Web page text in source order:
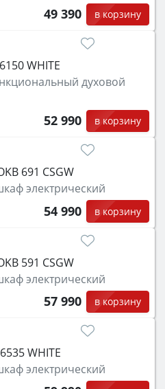
49 390 в корзину
WHITE
духовой
52 990 в корзину
691 CSGW
электрический
54 990 в корзину
591 CSGW
электрический
57 990 в корзину
WHITE
электрический